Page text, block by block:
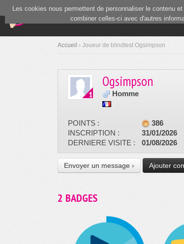
Blind Test(current)
Communauté
Accueil › Joueur de blindtest Ogsimpson
Ogsimpson
Homme
POINTS :
386
INSCRIPTION :
31/01/2026
DERNIERE VISITE :
01/08/2026
Envoyer un message › Ajouter
2 BADGES
Les cookies nous permettent de personnaliser le contenu
combiner celles-ci avec d'autres